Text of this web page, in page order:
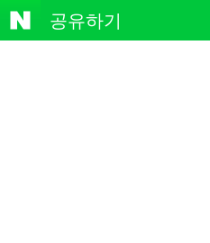
NAVE
공유하기